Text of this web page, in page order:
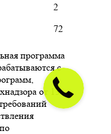
2
72
программа
с
от 13